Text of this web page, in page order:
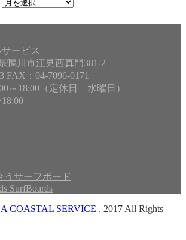
ービス
鴨川市江見西真門381-2
FAX：04-7096-0171
～18:00（定休日 水曜日）
うサーフボード
SurfBoards
COASTAL SERVICE , 2017 All Rights